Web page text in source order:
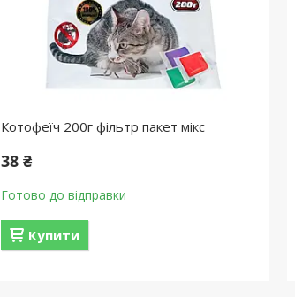
Котофеїч 200г фільтр пакет мікс
38 ₴
Готово до відправки
Купити